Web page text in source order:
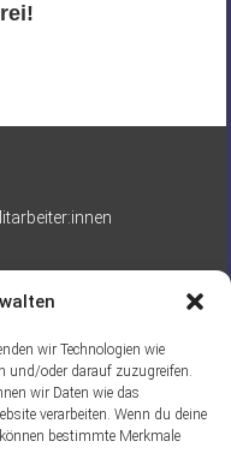
wir Technologien wie
und/oder darauf zuzugreifen.
wir Daten wie das
verarbeiten. Wenn du deine
bestimmte Merkmale